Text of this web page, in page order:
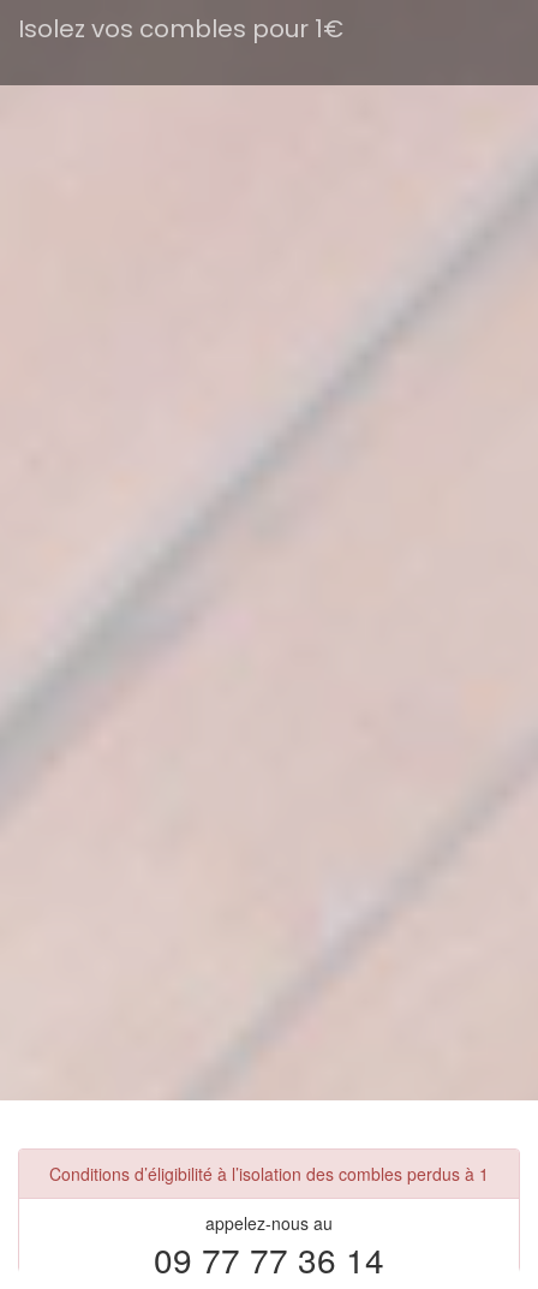
Isolez vos combles pour 1€
Conditions d’éligibilité à l’isolation des combles perdus à 1
appelez-nous au
09 77 77 36 14